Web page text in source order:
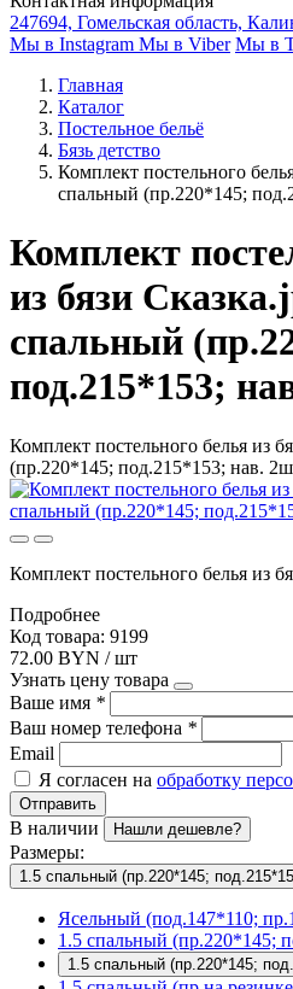
247694, Гомельская область,
Мы в Instagram Мы в Viber Мы в
Главная
Каталог
Постельное бельё
Бязь детство
Комплект постельного
спальный (пр.220*145;
Комплект
из бязи
спальный
под.215*153;
Комплект постельного белья из
(пр.220*145; под.215*153; нав.
Комплект постельного белья из
Подробнее
Код товара: 9199
72.00 BYN / шт
Узнать цену товара
Ваше имя *
Ваш номер телефона *
Email
Я согласен на обработку
Отправить
В наличии Нашли дешевле?
Размеры:
1.5 спальный (пр.220*145;
Ясельный (под.147*110;
1.5 спальный (пр.220*145;
1.5 спальный (пр.220*145;